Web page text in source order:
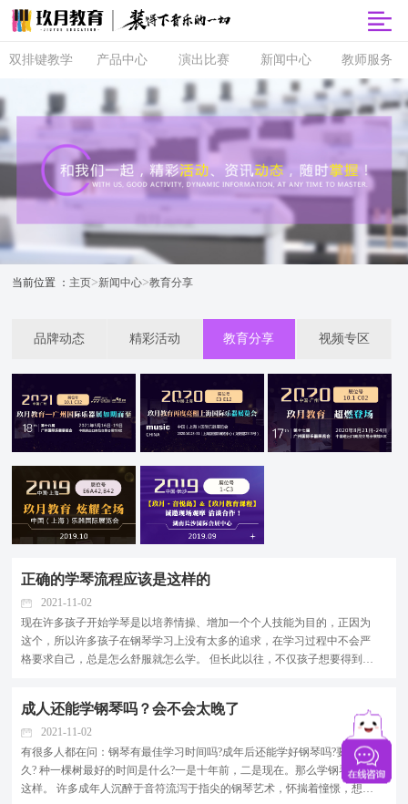
双排键教学
双排键
课程体系
直营校区
音协考级
双排键升级
产品中心
玖月商城
玖月智能音
玖月琴房
玖月琴房云
玖月·音悦岛
演出比赛
音乐会
央视演出
玖乐团
新闻中心
品牌动态
精彩活动
教育分享
视频专区
教师服务
师资培训
玖月教师俱
师资查询
全国师资招
当前位置 ： 主页>新闻中心>教育分享
品牌动态 精彩活动 教育分享 视频专区
正确的学琴流程应该是这样的
2021-11-02
现在许多孩子开始学琴是以培养情操、增加一个个人技能为目的，正因为
这个，所以许多孩子在钢琴学习上没有太多的追求，在学习过程中不会严
格要求自己，总是怎么舒服就怎么学。 但长此以往，不仅孩子想要得到提
成人还能学钢琴吗？会不会太晚了
2021-11-02
有很多人都在问：钢琴有最佳学习时间吗?成年后还能学好钢琴吗?要学多
久? 种一棵树最好的时间是什么?一是十年前，二是现在。那么学钢琴也是
这样。 许多成年人沉醉于音符流泻于指尖的钢琴艺术，怀揣着憧憬，想要